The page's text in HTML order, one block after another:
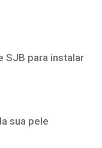
SJB para instalar
sua pele